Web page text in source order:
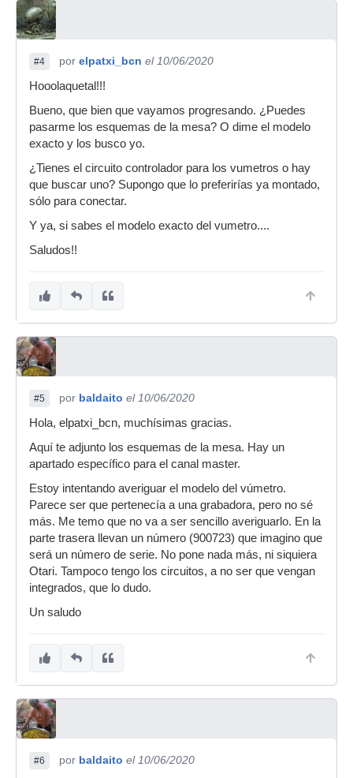
#4 por elpatxi_bcn el 10/06/2020
Hooolaquetal!!!
Bueno, que bien que vayamos progresando. ¿Puedes
pasarme los esquemas de la mesa? O dime el modelo
exacto y los busco yo.
¿Tienes el circuito controlador para los vumetros o hay
que buscar uno? Supongo que lo preferirías ya montado,
sólo para conectar.
Y ya, si sabes el modelo exacto del vumetro....
Saludos!!
#5 por baldaito el 10/06/2020
Hola, elpatxi_bcn, muchísimas gracias.
Aquí te adjunto los esquemas de la mesa. Hay un
apartado específico para el canal master.
Estoy intentando averiguar el modelo del vúmetro.
Parece ser que pertenecía a una grabadora, pero no sé
más. Me temo que no va a ser sencillo averiguarlo. En la
parte trasera llevan un número (900723) que imagino que
será un número de serie. No pone nada más, ni siquiera
Otari. Tampoco tengo los circuitos, a no ser que vengan
integrados, que lo dudo.
Un saludo
#6 por baldaito el 10/06/2020